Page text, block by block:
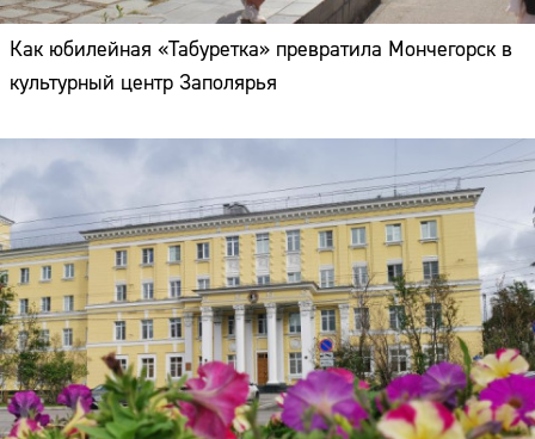
Как юбилейная «Табуретка» превратила Мончегорск в
культурный центр Заполярья